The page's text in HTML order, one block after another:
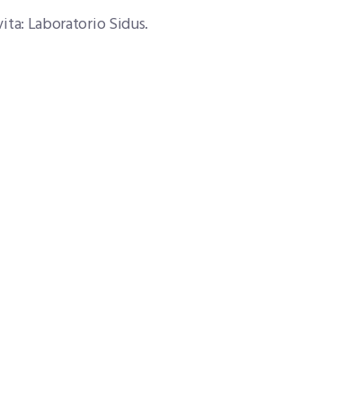
Laboratorio Sidus.